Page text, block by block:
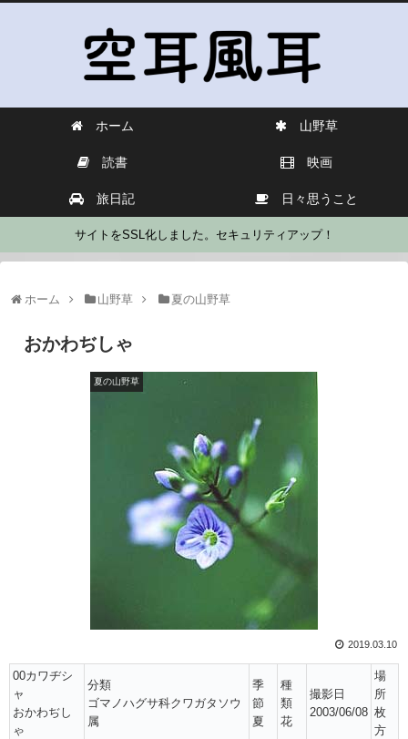
ホーム 山野草
読書 映画
旅日記 日々思うこと
サイトをSSL化しました。セキュリティアップ！
ホーム 山野草 夏の山野草
おかわぢしゃ
夏の山野草
2019.03.10
00カワヂシ
ャ
おかわぢし
ゃ
分類
ゴマノハグサ科クワガタソウ
属
季
節
夏
種
類
花
撮影日
2003/06/08
場
所
枚
方